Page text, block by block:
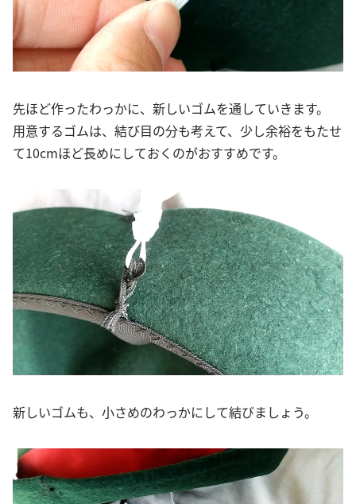
先ほど作ったわっかに、新しいゴムを通していきます。
用意するゴムは、結び目の分も考えて、少し余裕をもたせ
て10cmほど長めにしておくのがおすすめです。
新しいゴムも、小さめのわっかにして結びましょう。